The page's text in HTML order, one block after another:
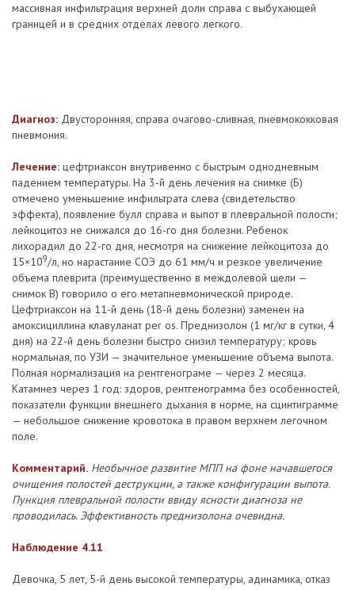
массивная инфильтрация верхней доли справа с выбухающей
границей и в средних отделах левого легкого.
Диагноз: Двусторонняя, справа очагово-сливная, пневмококковая
пневмония.
Лечение: цефтриаксон внутривенно с быстрым однодневным
падением температуры. На 3-й день лечения на снимке (Б)
отмечено уменьшение инфильтрата слева (свидетельство
эффекта), появление булл справа и выпот в плевральной полости;
лейкоцитоз не снижался до 16-го дня болезни. Ребенок
лихорадил до 22-го дня, несмотря на снижение лейкоцитоза до
15×109/л, но нарастание СОЭ до 61 мм/ч и резкое увеличение
объема плеврита (преимущественно в междолевой щели —
снимок В) говорило о его метапневмонической природе.
Цефтриаксон на 11-й день (18-й день болезни) заменен на
амоксициллина клавуланат per os. Преднизолон (1 мг/кг в сутки, 4
дня) на 22-й день болезни быстро снизил температуру; кровь
нормальная, по УЗИ — значительное уменьшение объема выпота.
Полная нормализация на рентгенограме — через 2 месяца.
Катамнез через 1 год: здоров, рентгенограмма без особенностей,
показатели функции внешнего дыхания в норме, на сцинтиграмме
— небольшое снижение кровотока в правом верхнем легочном
поле.
Комментарий. Необычное развитие МПП на фоне начавшегося
очищения полостей деструкции, а также конфигурации выпота.
Пункция плевральной полости ввиду ясности диагноза не
проводилась. Эффективность преднизолона очевидна.
Наблюдение 4.11
Девочка, 5 лет, 5-й день высокой температуры, адинамика, отказ